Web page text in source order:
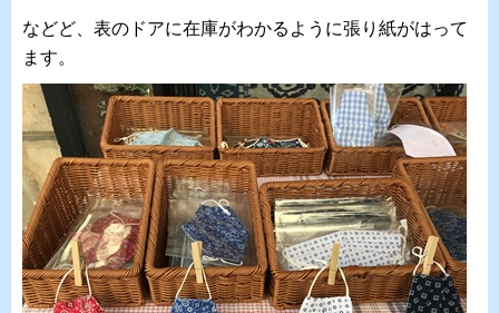
などど、表のドアに在庫がわかるように張り紙がはって
ます。